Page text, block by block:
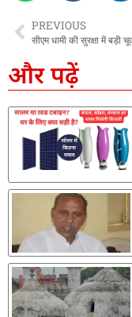
PREVIOUS
और पढ़ें